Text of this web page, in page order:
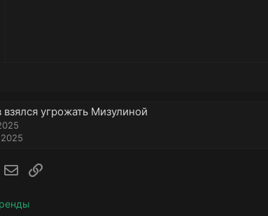
взялся угрожать Мизулиной
WhatsApp
E-mail